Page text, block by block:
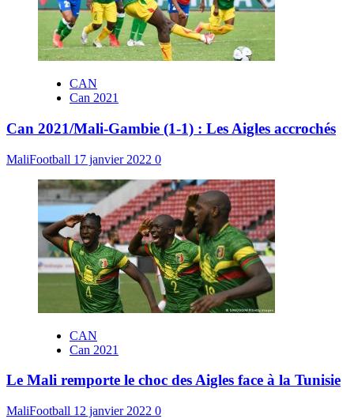
CAN
Can 2021
Can 2021/Mali-Gambie (1-1) : Les Aigles accrochés
MaliFootball 17 janvier 2022 0
CAN
Can 2021
Le Mali remporte le choc des Aigles face à la Tunisie
MaliFootball 12 janvier 2022 0